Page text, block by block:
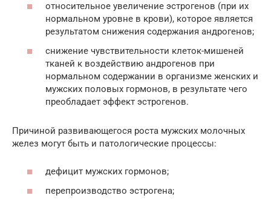
относительное увеличение эстрогенов (при их
нормальном уровне в крови), которое является
результатом снижения содержания андрогенов;
снижение чувствительности клеток-мишеней
тканей к воздействию андрогенов при
нормальном содержании в организме женских и
мужских половых гормонов, в результате чего
преобладает эффект эстрогенов.
Причиной развивающегося роста мужских молочных
желез могут быть и патологические процессы:
дефицит мужских гормонов;
перепроизводство эстрогена;